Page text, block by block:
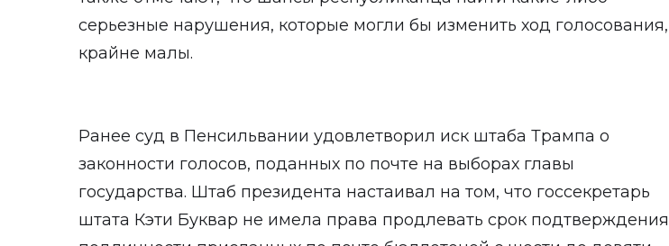
серьезные нарушения, которые могли бы изменить ход голосования,
крайне малы.
Ранее суд в Пенсильвании удовлетворил иск штаба Трампа о
законности голосов, поданных по почте на выборах главы
государства. Штаб президента настаивал на том, что госсекретарь
штата Кэти Буквар не имела права продлевать срок подтверждения